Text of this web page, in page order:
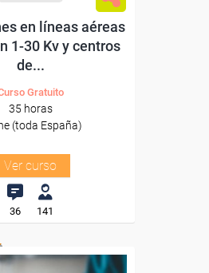
en líneas aéreas
1-30 Kv y centros
de...
Gratuito
35 horas
(toda España)
Ver curso
36 141